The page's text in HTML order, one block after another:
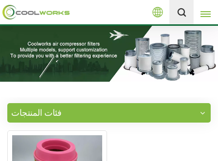
العربية
English
español
العربية
русский
+8613525046291
فئات المنتجات